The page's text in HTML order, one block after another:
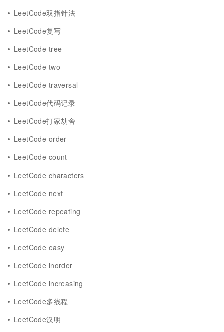
LeetCode双指针法
LeetCode复写
LeetCode tree
LeetCode two
LeetCode traversal
LeetCode代码记录
LeetCode打家劫舍
LeetCode order
LeetCode count
LeetCode characters
LeetCode next
LeetCode repeating
LeetCode delete
LeetCode easy
LeetCode inorder
LeetCode increasing
LeetCode多线程
LeetCode汉明